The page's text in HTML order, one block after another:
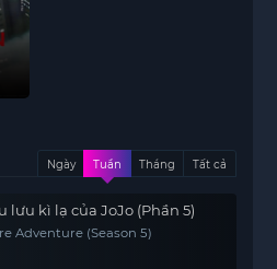
Ngày Tuần Tháng Tất cả
lưu kì lạ của JoJo (Phần 5)
Adventure (Season 5)